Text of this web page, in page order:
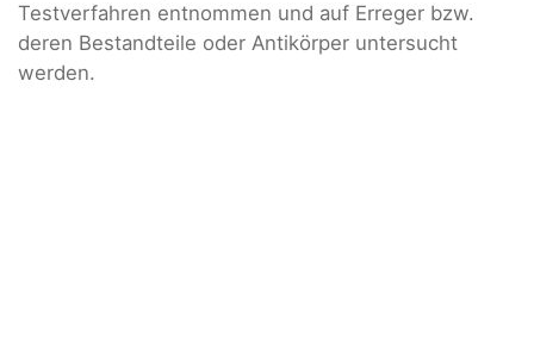
Testverfahren entnommen und auf Erreger bzw.
deren Bestandteile oder Antikörper untersucht
werden.